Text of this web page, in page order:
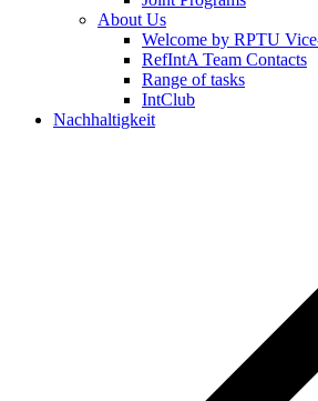
About Us
Welcome by RPTU
RefIntA Team Contacts
Range of tasks
IntClub
Nachhaltigkeit